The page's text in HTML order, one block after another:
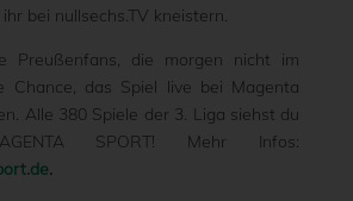
bei nullsechs.TV kneistern.
Preußenfans, die morgen nicht im
Chance, das Spiel live bei Magenta
Alle 380 Spiele der 3. Liga siehst du
SPORT! Mehr Infos:
.